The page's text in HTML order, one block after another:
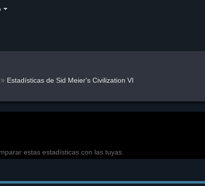
» Estadísticas de Sid Meier's Civilization VI
estas estadísticas con las tuyas.